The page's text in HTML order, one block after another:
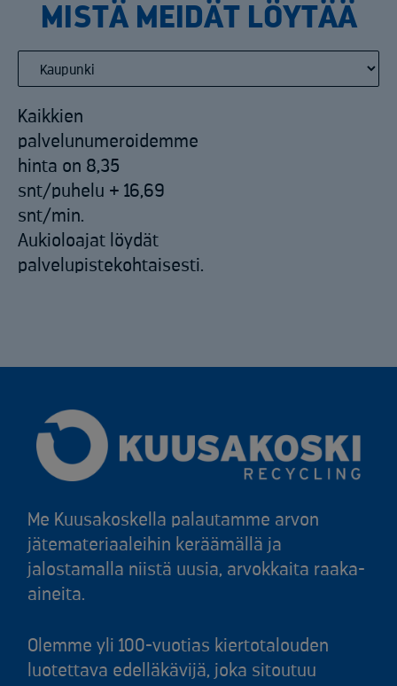
MISTÄ MEIDÄT LÖYTÄÄ
Kaikkien
palvelunumeroidemme
hinta on 8,35
snt/puhelu + 16,69
snt/min.
Aukioloajat löydät
palvelupistekohtaisesti.
Me Kuusakoskella palautamme arvon
jätemateriaaleihin keräämällä ja
jalostamalla niistä uusia, arvokkaita raaka-
aineita.
Olemme yli 100-vuotias kiertotalouden
luotettava edelläkävijä, joka sitoutuu